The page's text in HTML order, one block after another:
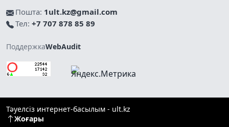
Пошта: 1ult.kz@gmail.com
Тел: +7 707 878 85 89
ПоддержкаWebAudit
Тәуелсіз интернет-басылым - ult.kz
Жоғары